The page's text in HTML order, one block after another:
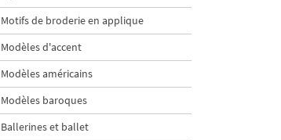
Motifs de broderie en applique
Modèles d'accent
Modèles américains
Modèles baroques
Ballerines et ballet